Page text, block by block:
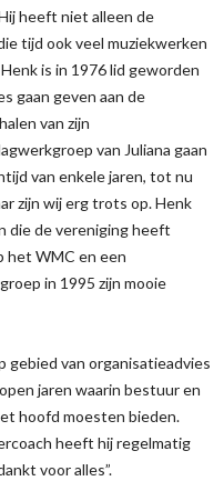
heeft niet alleen de
tijd ook veel muziekwerken
is in 1976 lid geworden
gaan geven aan de
van zijn
van Juliana gaan
van enkele jaren, tot nu
zijn wij erg trots op. Henk
die de vereniging heeft
het WMC en een
in 1995 zijn mooie
gebied van organisatieadvies
jaren waarin bestuur en
hoofd moesten bieden.
heeft hij regelmatig
voor alles”.